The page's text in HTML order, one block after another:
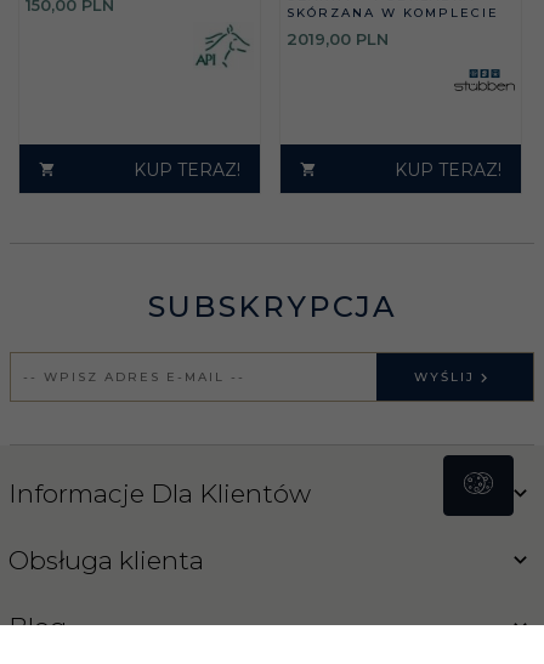
150,00 PLN
KUP TERAZ!
SKÓRZANA W KOMPLECIE
2019,00 PLN
KUP TERAZ!
SUBSKRYPCJA
WYŚLIJ
Informacje Dla Klientów
Obsługa klienta
Blog